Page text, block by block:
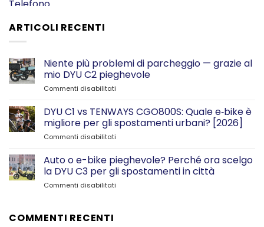
era:
€59.99.
ARTICOLI RECENTI
Niente più problemi di parcheggio — grazie al
mio DYU C2 pieghevole
Commenti disabilitati
più
problemi
di
grazie
al
mio
DYU C1 vs TENWAYS CGO800S: Quale e‑bike è
migliore per gli spostamenti urbani? [2026]
Commenti disabilitati
C1
vs
TENWAYS
Auto o e-bike pieghevole? Perché ora scelgo
la DYU C3 per gli spostamenti in città
Commenti disabilitati
COMMENTI RECENTI